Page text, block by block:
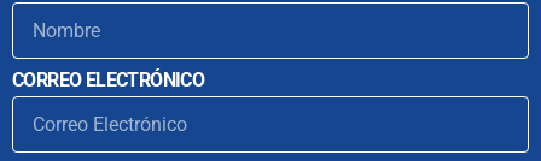
CORREO ELECTRÓNICO